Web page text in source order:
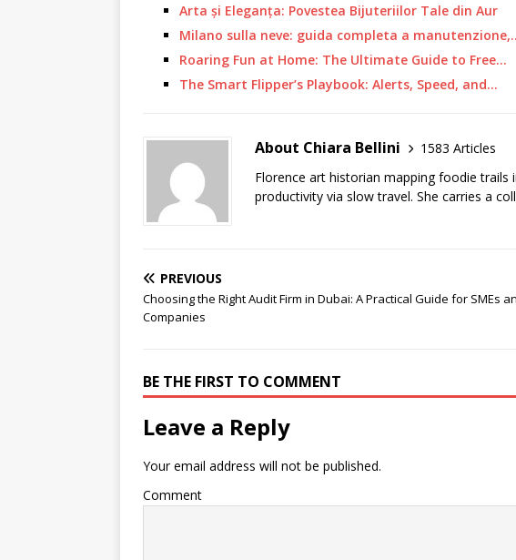
Arta și Eleganța: Povestea Bijuteriilor Tale din Aur
Milano sulla neve: guida completa a
Roaring Fun at Home: The Ultimate Guide to Free…
The Smart Flipper’s Playbook: Alerts, Speed, and…
About Chiara Bellini
1583 Articles
Florence art historian mapping foodie trails
productivity via slow travel. She carries a
PREVIOUS
Choosing the Right Audit Firm in Dubai: A Practical Guide for SMEs
Companies
BE THE FIRST TO COMMENT
Leave a Reply
Your email address will not be published.
Comment